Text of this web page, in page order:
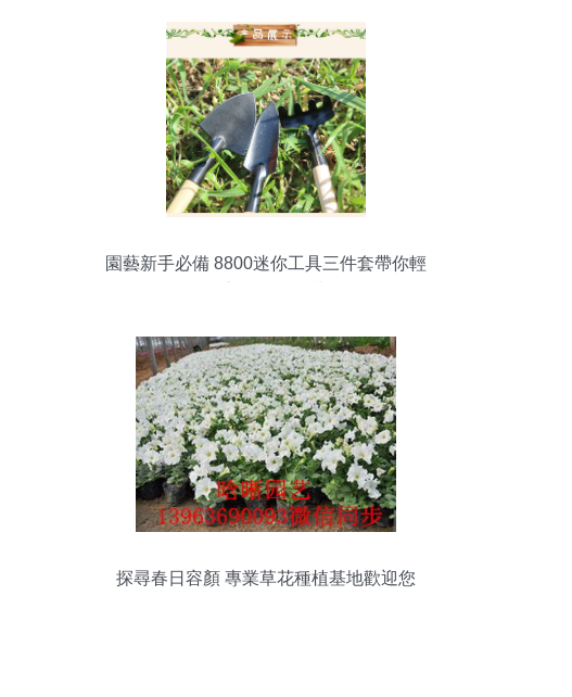
園藝新手必備 8800迷你工具三件套帶你輕
探尋春日容顏 專業草花種植基地歡迎您